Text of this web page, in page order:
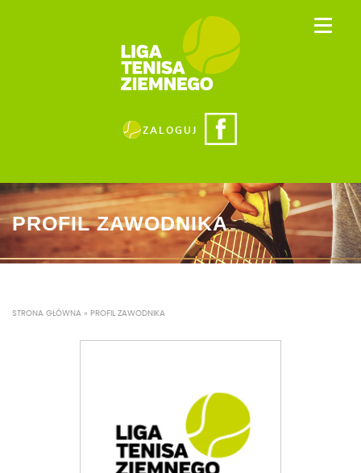
ZALOGUJ
PROFIL ZAWODNIKA
STRONA GŁÓWNA » PROFIL ZAWODNIKA